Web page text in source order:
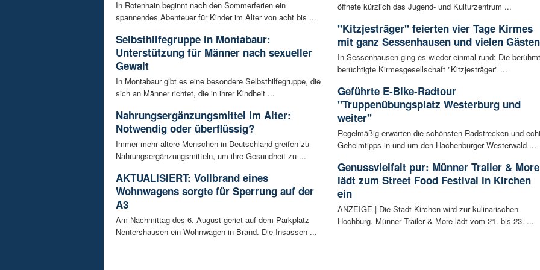
In Rotenhain beginnt nach den Sommerferien ein
spannendes Abenteuer für Kinder im Alter von acht bis ...
Selbsthilfegruppe in Montabaur:
Unterstützung für Männer nach sexueller
Gewalt
In Montabaur gibt es eine besondere Selbsthilfegruppe, die
sich an Männer richtet, die in ihrer Kindheit ...
Nahrungsergänzungsmittel im Alter:
Notwendig oder überflüssig?
Immer mehr ältere Menschen in Deutschland greifen zu
Nahrungsergänzungsmitteln, um ihre Gesundheit zu ...
AKTUALISIERT: Vollbrand eines
Wohnwagens sorgte für Sperrung auf der
A3
Am Nachmittag des 6. August geriet auf dem Parkplatz
Nentershausen ein Wohnwagen in Brand. Die Insassen ...
öffnete kürzlich das Jugend- und Kulturzentrum ...
"Kitzjesträger" feierten vier Tage Kirmes
mit ganz Sessenhausen und vielen Gästen
In Sessenhausen ging es wieder einmal rund: Die
berüchtigte Kirmesgesellschaft "Kitzjesträger" ...
Geführte E-Bike-Radtour
"Truppenübungsplatz Westerburg und
weiter"
Regelmäßig erwarten die schönsten Radstrecken und
Geheimtipps in und um den Hachenburger Westerwald ...
Genussvielfalt pur: Münner Trailer & More
lädt zum Street Food Festival in Kirchen
ein
ANZEIGE | Die Stadt Kirchen wird zur kulinarischen
Hochburg. Münner Trailer & More lädt vom 21. bis 23. ...